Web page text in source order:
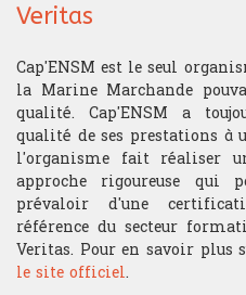
Veritas
Cap'ENSM est le seul
la Marine Marchande
qualité. Cap'ENSM a
qualité de ses prestations à
l'organisme fait réaliser
approche rigoureuse qui
prévaloir d'une
référence du secteur
Veritas. Pour en savoir plus
le site officiel.